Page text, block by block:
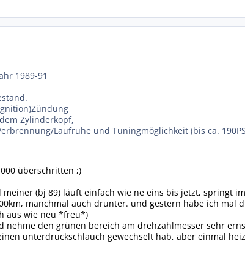
1989-91
Zylinderkopf,
Laufruhe und Tuningmöglichkeit (bis ca.
überschritten ;)
(bj 89) läuft einfach wie ne eins bis jetzt, springt
manchmal auch drunter. und gestern habe ich mal
aus wie neu *freu*)
den grünen bereich am drehzahlmesser sehr
unterdruckschlauch gewechselt hab, aber einmal